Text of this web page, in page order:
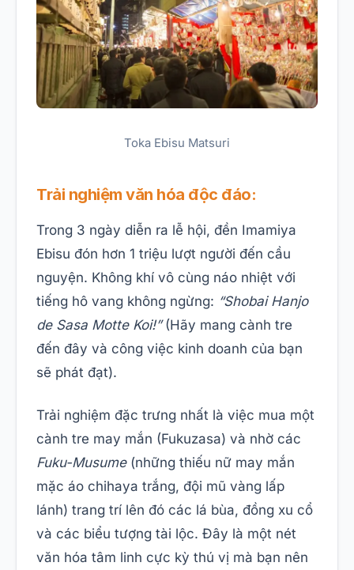
Toka Ebisu Matsuri
Trải nghiệm văn hóa độc đáo:
Trong 3 ngày diễn ra lễ hội, đền Imamiya
Ebisu đón hơn 1 triệu lượt người đến cầu
nguyện. Không khí vô cùng náo nhiệt với
tiếng hô vang không ngừng: “Shobai Hanjo
de Sasa Motte Koi!”(Hãy mang cành tre
đến đây và công việc kinh doanh của bạn
sẽ phát đạt).
Trải nghiệm đặc trưng nhất là việc mua một
cành tre may mắn (Fukuzasa) và nhờ các
Fuku-Musume(những thiếu nữ may mắn
mặc áo chihaya trắng, đội mũ vàng lấp
lánh) trang trí lên đó các lá bùa, đồng xu cổ
và các biểu tượng tài lộc. Đây là một nét
văn hóa tâm linh cực kỳ thú vị mà bạn nên